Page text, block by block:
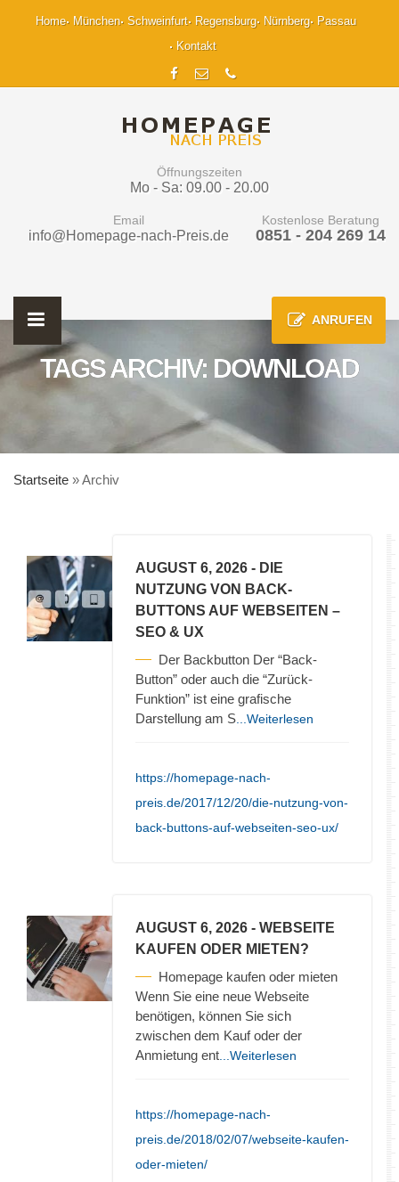
Home München Schweinfurt Regensburg Nürnberg
Passau
Kontakt
Öffnungszeiten
Mo - Sa: 09.00 - 20.00
Email
info@Homepage-nach-Preis.de
Kostenlose Beratung
0851 - 204 269 14
ANRUFEN
TAGS ARCHIV: DOWNLOAD
Startseite »Archiv
AUGUST 6, 2026 - DIE
NUTZUNG VON BACK-
BUTTONS AUF WEBSEITEN –
SEO & UX
Der Backbutton Der “Back-
Button” oder auch die “Zurück-
Funktion” ist eine grafische
Darstellung am S ...Weiterlesen
https://homepage-nach-
preis.de/2017/12/20/die-nutzung-von-
back-buttons-auf-webseiten-seo-ux/
AUGUST 6, 2026 - WEBSEITE
KAUFEN ODER MIETEN?
Homepage kaufen oder mieten
Wenn Sie eine neue Webseite
benötigen, können Sie sich
zwischen dem Kauf oder der
Anmietung ent ...Weiterlesen
https://homepage-nach-
preis.de/2018/02/07/webseite-kaufen-
oder-mieten/